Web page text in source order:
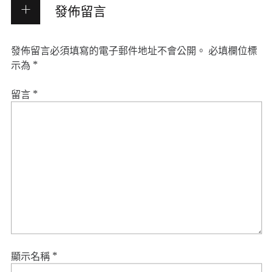
發佈留言
發佈留言必須填寫的電子郵件地址不會公開。 必填欄位標
示為 *
留言 *
顯示名稱 *